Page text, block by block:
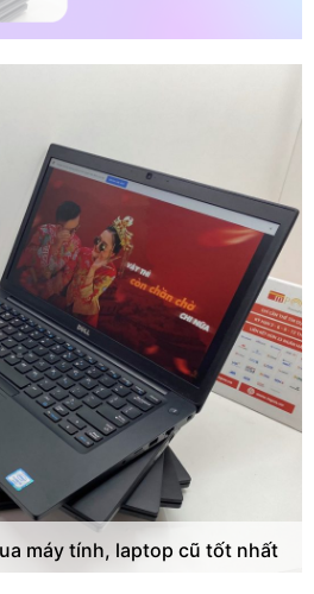
máy tính, laptop cũ tốt nhất